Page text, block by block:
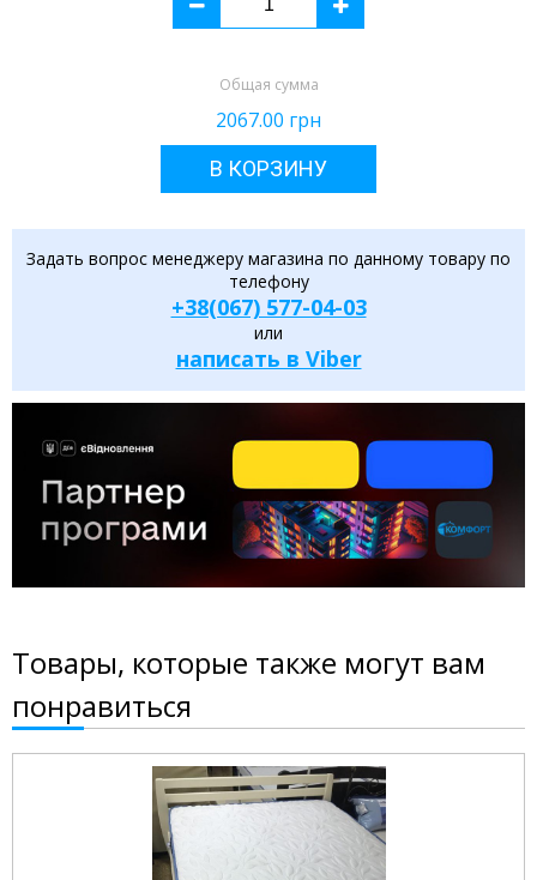
Общая сумма
2067.00 грн
В КОРЗИНУ
Задать вопрос менеджеру магазина по данному товару по
телефону
+38(067) 577-04-03
или
написать в Viber
Товары, которые также могут вам
понравиться